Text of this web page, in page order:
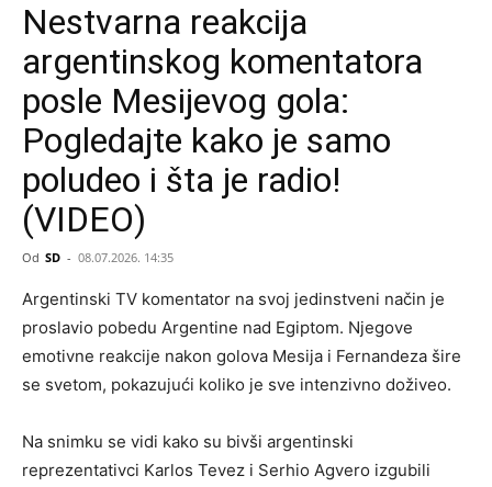
Nestvarna reakcija
argentinskog komentatora
posle Mesijevog gola:
Pogledajte kako je samo
poludeo i šta je radio!
(VIDEO)
Od SD - 08.07.2026. 14:35
Argentinski TV komentator na svoj jedinstveni način je
proslavio pobedu Argentine nad Egiptom. Njegove
emotivne reakcije nakon golova Mesija i Fernandeza šire
se svetom, pokazujući koliko je sve intenzivno doživeo.
Na snimku se vidi kako su bivši argentinski
reprezentativci Karlos Tevez i Serhio Agvero izgubili